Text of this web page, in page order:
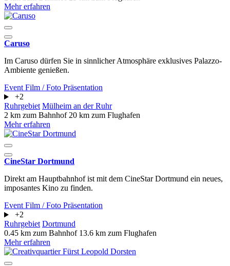
Mehr erfahren
Caruso
Im Caruso dürfen Sie in sinnlicher Atmosphäre exklusives Palazzo-
Ambiente genießen.
Event Film / Foto Präsentation
+2
Ruhrgebiet Mülheim an der Ruhr
2 km zum Bahnhof 20 km zum Flughafen
Mehr erfahren
CineStar Dortmund
Direkt am Hauptbahnhof ist mit dem CineStar Dortmund ein neues,
imposantes Kino zu finden.
Event Film / Foto Präsentation
+2
Ruhrgebiet Dortmund
0.45 km zum Bahnhof 13.6 km zum Flughafen
Mehr erfahren